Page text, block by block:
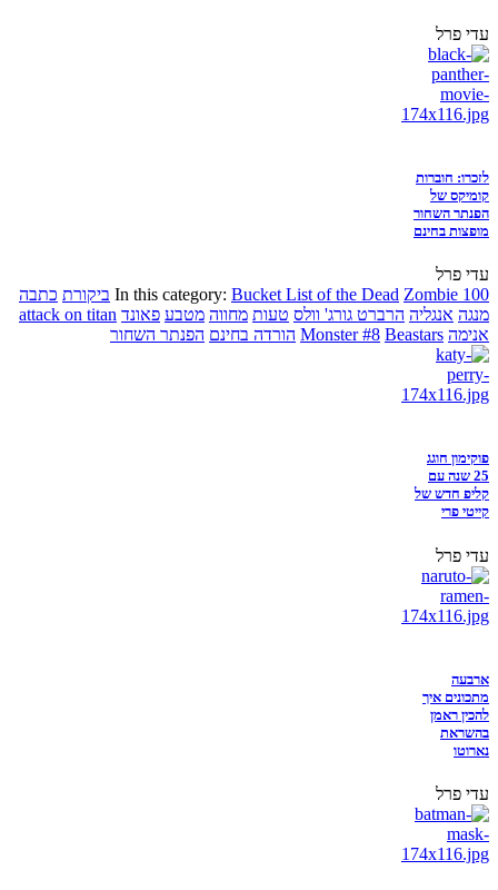
עדי פרל
לזכרו: חוברות
קומיקס של
הפנתר השחור
מופצות בחינם
עדי פרל
In this category: Bucket List of the Dead Zombie 100 ביקורת כתבה
מנגה אנגליה הרברט גורג' וולס טעות מחווה מטבע פאונד attack on titan
אנימה
Monster #8 Beastars הורדה בחינם הפנתר השחור
פוקימון חוגג
25 שנה עם
קליפ חדש של
קייטי פרי
עדי פרל
ארבעה
מתכונים איך
להכין ראמן
בהשראת
נארוטו
עדי פרל